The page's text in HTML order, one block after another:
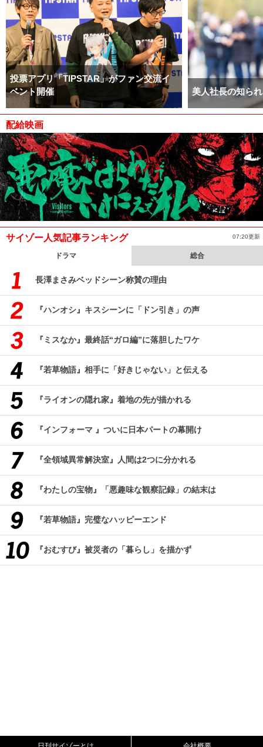
投票アプリ「TIPSTAR」がファン交流イ
ベント開催
美人社長の知ら
配給映画
サイゾー人気記事ランキング 07:20更新
ドラマ 総合
長澤まさみベッドシーン称賛の理由
『ハンオシ』キスシーンに「ドン引き」の声
『ミスなか』最終話“ガロ編”に落胆したワケ
『若草物語』相手に「好きじゃない」と伝える
『ライオンの隠れ家』着地の先が描かれる
『インフォーマ 』ついに日本パートの幕開け
『全領域異常解決室』人間は2つに分かれる
『わたしの宝物』「悪趣味な観察記録」の結末は
『若草物語』完璧なハッピーエンド
『おむすび』被災者の「暮らし」を描かず